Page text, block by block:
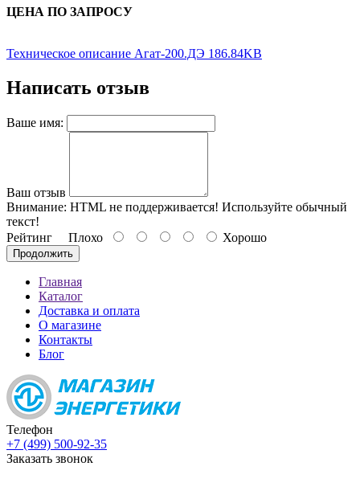
ЦЕНА ПО ЗАПРОСУ
Техническое описание Агат-200.ДЭ 186.84KB
Написать отзыв
Ваше имя:
Ваш отзыв
Внимание: HTML не поддерживается! Используйте обычный
текст!
Рейтинг Плохо Хорошо
Продолжить
Главная
Каталог
Доставка и оплата
О магазине
Контакты
Блог
Телефон
+7 (499) 500-92-35
Заказать звонок